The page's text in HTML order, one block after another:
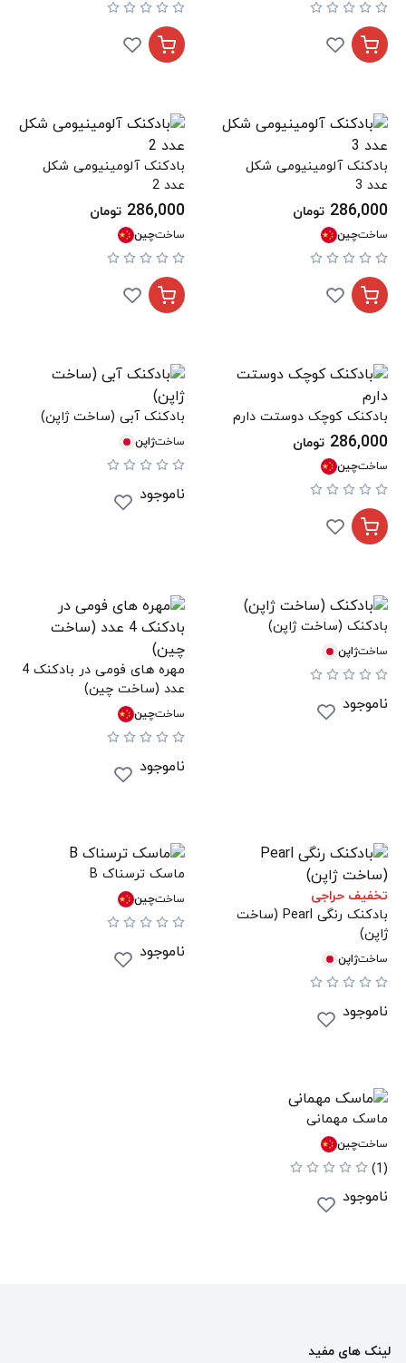
بادکنک آلومینیومی شکل
عدد 3
286,000 تومان
ساختچین
بادکنک آلومینیومی شکل
عدد 2
286,000 تومان
ساختچین
بادکنک کوچک دوستت دارم
286,000 تومان
ساختچین
بادکنک آبی (ساخت ژاپن)
ساختژاپن
ناموجود
بادکنک (ساخت ژاپن)
ساختژاپن
ناموجود
مهره های فومی در بادکنک 4
عدد (ساخت چین)
ساختچین
ناموجود
تخفیف حراجی
بادکنک رنگی Pearl (ساخت
ژاپن)
ساختژاپن
ناموجود
ماسک ترسناک B
ساختچین
ناموجود
ماسک مهمانی
ساختچین
(1)
ناموجود
لینک های مفید